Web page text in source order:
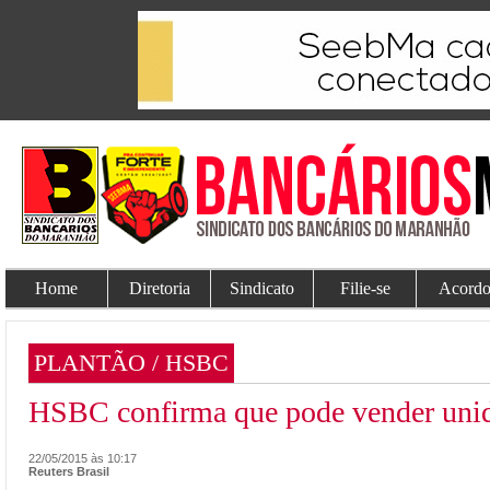
Home Diretoria Sindicato Filie-se
PLANTÃO / HSBC
HSBC confirma que pode vender
22/05/2015 às 10:17
Reuters Brasil